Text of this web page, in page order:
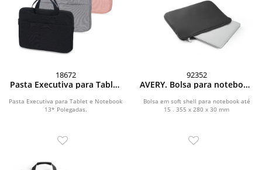
18672
Pasta Executiva para Tablet
Pasta Executiva para Tablet e Notebook
13* Polegadas.
92352
AVERY. Bolsa para notebook
Bolsa em soft shell para notebook até
15 . 355 x 280 x 30 mm